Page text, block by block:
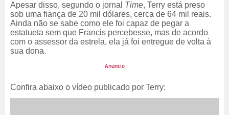
Apesar disso, segundo o jornal Time, Terry está preso
sob uma fiança de 20 mil dólares, cerca de 64 mil reais.
Ainda não se sabe como ele foi capaz de pegar a
estatueta sem que Francis percebesse, mas de acordo
com o assessor da estrela, ela já foi entregue de volta à
sua dona.
Confira abaixo o vídeo publicado por Terry: